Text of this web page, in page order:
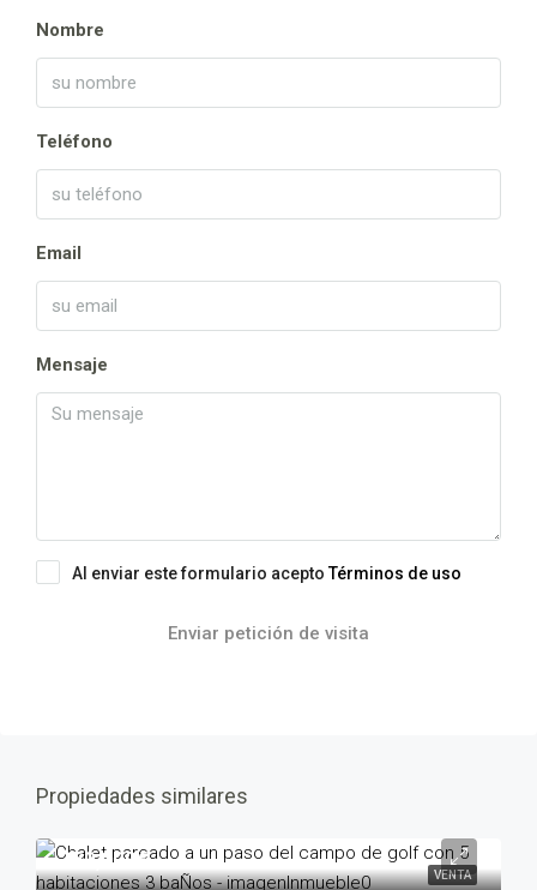
Nombre
Teléfono
Email
Mensaje
Al enviar este formulario aceptoTérminos de uso
Enviar petición de visita
Propiedades similares
VENTA
359,900€